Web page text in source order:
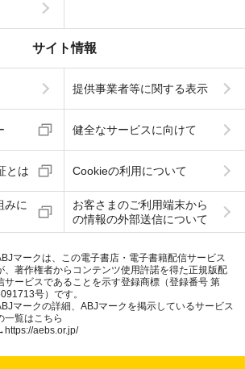
サイト情報
提供事業者等に関する表示
健全なサービスに向けて
とは Cookieの利用について
みに
お客さまのご利用端末から
の情報の外部送信について
マークは、この電子書店・電子書籍配信サービス
、著作権者からコンテンツ使用許諾を得た正規版配
サービスであることを示す登録商標（登録番号 第
号）です。
マークの詳細、ABJマークを掲示しているサービス
一覧はこちら
https://aebs.or.jp/